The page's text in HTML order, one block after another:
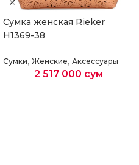
Сумка женская Rieker
H1369-38
Сумки, Женские, Аксессуары
2 517 000 сум